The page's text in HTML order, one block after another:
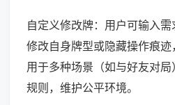
自定义修改牌：用户可输入需
修改自身牌型或隐藏操作痕迹
用于多种场景（如与好友对
规则，维护公平环境。